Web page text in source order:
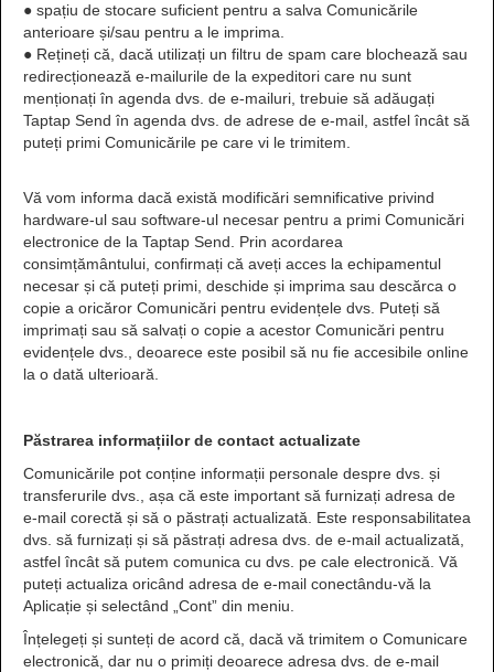
● spațiu de stocare suficient pentru a salva Comunicările
anterioare și/sau pentru a le imprima.
● Rețineți că, dacă utilizați un filtru de spam care blochează sau
redirecționează e-mailurile de la expeditori care nu sunt
menționați în agenda dvs. de e-mailuri, trebuie să adăugați
Taptap Send în agenda dvs. de adrese de e-mail, astfel încât să
puteți primi Comunicările pe care vi le trimitem.
Vă vom informa dacă există modificări semnificative privind
hardware-ul sau software-ul necesar pentru a primi Comunicări
electronice de la Taptap Send. Prin acordarea
consimțământului, confirmați că aveți acces la echipamentul
necesar și că puteți primi, deschide și imprima sau descărca o
copie a oricăror Comunicări pentru evidențele dvs. Puteți să
imprimați sau să salvați o copie a acestor Comunicări pentru
evidențele dvs., deoarece este posibil să nu fie accesibile online
la o dată ulterioară.
Păstrarea informațiilor de contact actualizate
Comunicările pot conține informații personale despre dvs. și
transferurile dvs., așa că este important să furnizați adresa de
e-mail corectă și să o păstrați actualizată. Este responsabilitatea
dvs. să furnizați și să păstrați adresa dvs. de e-mail actualizată,
astfel încât să putem comunica cu dvs. pe cale electronică. Vă
puteți actualiza oricând adresa de e-mail conectându-vă la
Aplicație și selectând „Cont” din meniu.
Înțelegeți și sunteți de acord că, dacă vă trimitem o Comunicare
electronică, dar nu o primiți deoarece adresa dvs. de e-mail